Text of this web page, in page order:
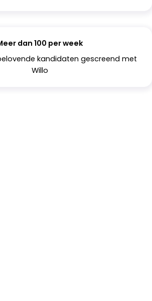
dan 100 per week
kandidaten gescreend met
Willo